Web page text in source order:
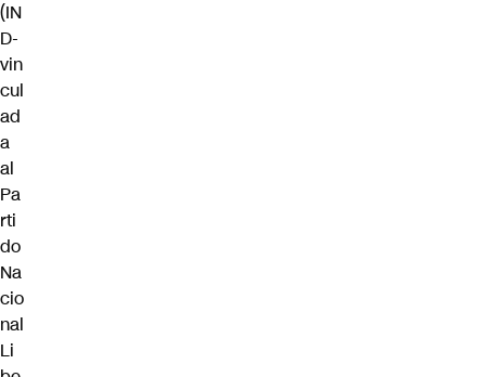
(IN
D-
vin
cul
ad
a
al
Pa
rti
do
Na
cio
nal
Li